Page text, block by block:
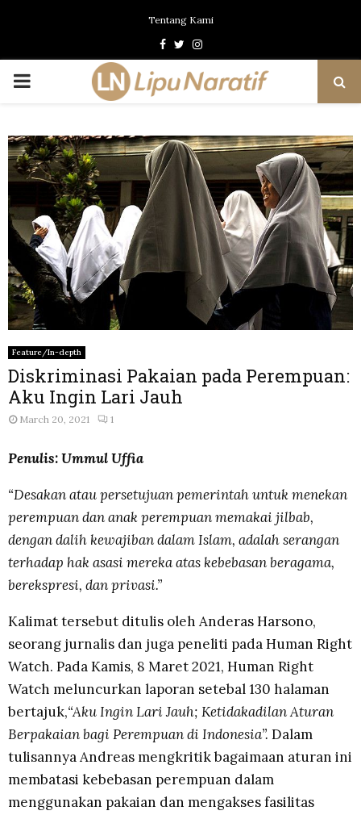
Tentang Kami
Facebook
TwitterInstagram
PRIMARY
Feature/In-depth
Diskriminasi Pakaian pada Perempuan:
Aku Ingin Lari Jauh
March 20, 2021 1
Penulis: Ummul Uffia
“Desakan atau persetujuan pemerintah untuk menekan
perempuan dan anak perempuan memakai jilbab,
dengan dalih kewajiban dalam Islam, adalah serangan
terhadap hak asasi mereka atas kebebasan beragama,
berekspresi, dan privasi.”
Kalimat tersebut ditulis oleh Anderas Harsono,
seorang jurnalis dan juga peneliti pada Human Right
Watch. Pada Kamis, 8 Maret 2021, Human Right
Watch meluncurkan laporan setebal 130 halaman
bertajuk,“Aku Ingin Lari Jauh; Ketidakadilan Aturan
Berpakaian bagi Perempuan di Indonesia”. Dalam
tulisannya Andreas mengkritik bagaimaan aturan ini
membatasi kebebasan perempuan dalam
menggunakan pakaian dan mengakses fasilitas